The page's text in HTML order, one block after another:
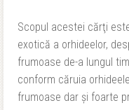
Scopul acestei cărţi
exotică a orhideelor,
frumoase de-a lungul
conform căruia
frumoase dar şi foarte